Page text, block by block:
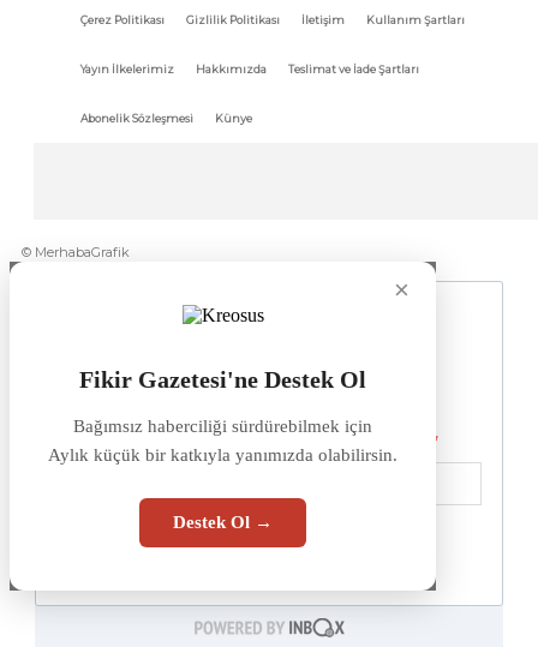
Çerez Politikası Gizlilik Politikası İletişim Kullanım Şartları
Yayın İlkelerimiz Hakkımızda Teslimat ve İade Şartları
Abonelik Sözleşmesi Künye
© MerhabaGrafik
×
Fikir Gazetesi'ne Destek Ol
Bağımsız haberciliği sürdürebilmek için
Aylık küçük bir katkıyla yanımızda olabilirsin.
Destek Ol →